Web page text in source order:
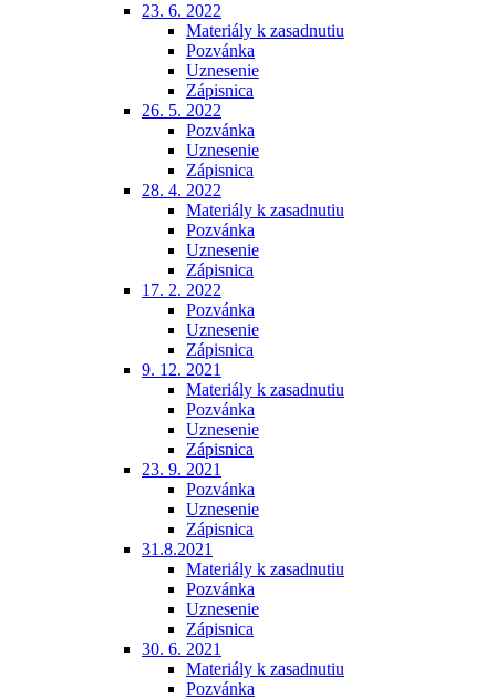
23. 6. 2022
Materiály k zasadnutiu
Pozvánka
Uznesenie
Zápisnica
26. 5. 2022
Pozvánka
Uznesenie
Zápisnica
28. 4. 2022
Materiály k zasadnutiu
Pozvánka
Uznesenie
Zápisnica
17. 2. 2022
Pozvánka
Uznesenie
Zápisnica
9. 12. 2021
Materiály k zasadnutiu
Pozvánka
Uznesenie
Zápisnica
23. 9. 2021
Pozvánka
Uznesenie
Zápisnica
31.8.2021
Materiály k zasadnutiu
Pozvánka
Uznesenie
Zápisnica
30. 6. 2021
Materiály k zasadnutiu
Pozvánka